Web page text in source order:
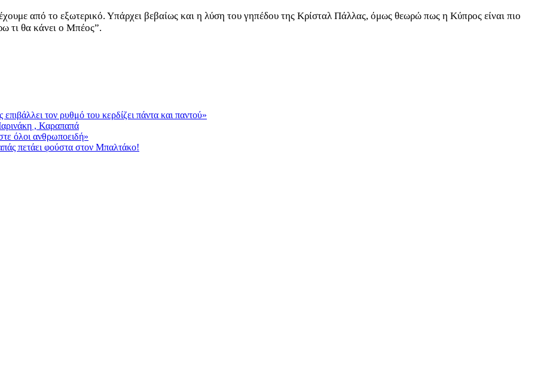
από το εξωτερικό. Υπάρχει βεβαίως και η λύση του γηπέδου της Κρίσταλ Πάλλας, όμως θεωρώ πως η Κύπρος είναι πιο
τι θα κάνει ο Μπέος”.
τον ρυθμό του κερδίζει πάντα και παντού»
, Καραπαπά
όλοι ανθρωποειδή»
πετάει φούστα στον Μπαλτάκο!